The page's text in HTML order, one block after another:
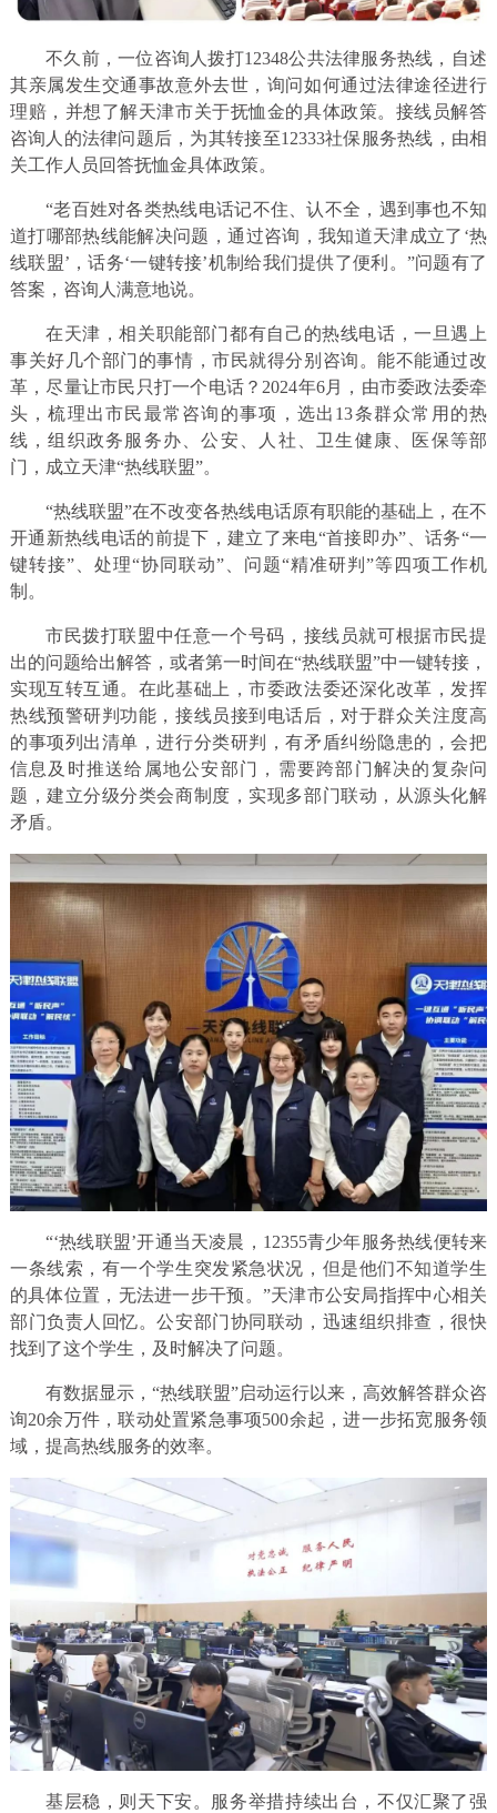
不久前，一位咨询人拨打12348公共法律服务热线，自述
其亲属发生交通事故意外去世，询问如何通过法律途径进行
理赔，并想了解天津市关于抚恤金的具体政策。接线员解答
咨询人的法律问题后，为其转接至12333社保服务热线，由相
关工作人员回答抚恤金具体政策。
“老百姓对各类热线电话记不住、认不全，遇到事也不知
道打哪部热线能解决问题，通过咨询，我知道天津成立了‘热
线联盟’，话务‘一键转接’机制给我们提供了便利。”问题有了
答案，咨询人满意地说。
在天津，相关职能部门都有自己的热线电话，一旦遇上
事关好几个部门的事情，市民就得分别咨询。能不能通过改
革，尽量让市民只打一个电话？2024年6月，由市委政法委牵
头，梳理出市民最常咨询的事项，选出13条群众常用的热
线，组织政务服务办、公安、人社、卫生健康、医保等部
门，成立天津“热线联盟”。
“热线联盟”在不改变各热线电话原有职能的基础上，在不
开通新热线电话的前提下，建立了来电“首接即办”、话务“一
键转接”、处理“协同联动”、问题“精准研判”等四项工作机
制。
市民拨打联盟中任意一个号码，接线员就可根据市民提
出的问题给出解答，或者第一时间在“热线联盟”中一键转接，
实现互转互通。在此基础上，市委政法委还深化改革，发挥
热线预警研判功能，接线员接到电话后，对于群众关注度高
的事项列出清单，进行分类研判，有矛盾纠纷隐患的，会把
信息及时推送给属地公安部门，需要跨部门解决的复杂问
题，建立分级分类会商制度，实现多部门联动，从源头化解
矛盾。
“‘热线联盟’开通当天凌晨，12355青少年服务热线便转来
一条线索，有一个学生突发紧急状况，但是他们不知道学生
的具体位置，无法进一步干预。”天津市公安局指挥中心相关
部门负责人回忆。公安部门协同联动，迅速组织排查，很快
找到了这个学生，及时解决了问题。
有数据显示，“热线联盟”启动运行以来，高效解答群众咨
询20余万件，联动处置紧急事项500余起，进一步拓宽服务领
域，提高热线服务的效率。
基层稳，则天下安。服务举措持续出台，不仅汇聚了强